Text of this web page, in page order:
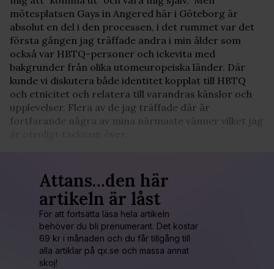
mötesplatsen Gays in Angered här i Göteborg är
absolut en del i den processen, i det rummet var det
första gången jag träffade andra i min ålder som
också var HBTQ-personer och ickevita med
bakgrunder från olika utomeuropeiska länder. Där
kunde vi diskutera både identitet kopplat till HBTQ
och etnicitet och relatera till varandras känslor och
upplevelser. Flera av de jag träffade där är
fortfarande några av mina närmaste vänner vilket jag
Attans…den här
artikeln är låst
För att fortsätta läsa hela artikeln
behöver du bli prenumerant. Det kostar
69 kr i månaden och du får tillgång till
alla artiklar på qx.se och massa annat
skoj!